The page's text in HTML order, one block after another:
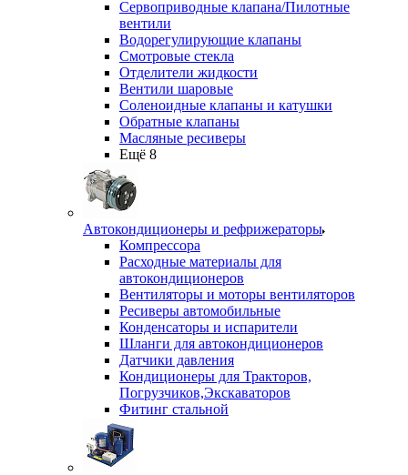
Сервоприводные клапана/Пилотные
вентили
Водорегулирующие клапаны
Смотровые стекла
Отделители жидкости
Вентили шаровые
Соленоидные клапаны и катушки
Обратные клапаны
Масляные ресиверы
Ещё 8
Автокондиционеры и рефрижераторы
Компрессора
Расходные материалы для
автокондиционеров
Вентиляторы и моторы вентиляторов
Ресиверы автомобильные
Конденсаторы и испарители
Шланги для автокондиционеров
Датчики давления
Кондиционеры для Тракторов,
Погрузчиков,Экскаваторов
Фитинг стальной